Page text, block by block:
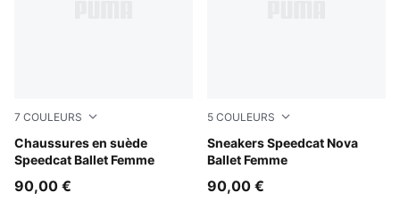
7 COULEURS
Chaussures en suède
Speedcat Ballet Femme
Whisp Of Pink-PUMA White-Warm White
90,00 €
5 COULEURS
Sneakers Speedcat Nova
Ballet Femme
Powder Pink-PUMA Black
90,00 €